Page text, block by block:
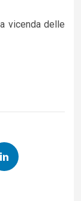
vicenda delle